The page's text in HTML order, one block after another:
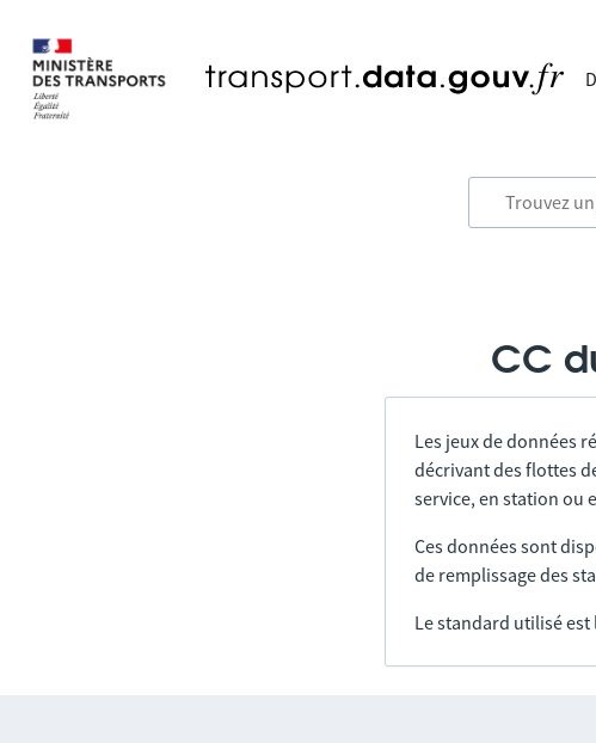
CC
Les jeux de données
décrivant des flottes
service, en station ou
Ces données sont
de remplissage des
Le standard utilisé est